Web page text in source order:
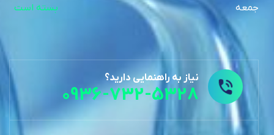
جمعه
بسته است
نیاز به راهنمایی دارید؟
0936-732-5328